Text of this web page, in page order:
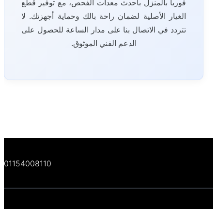
فورياً بالمنزل بأحدث معدات الفحص، مع توفير قطع
الغيار الأصلية لضمان راحة بالك وحماية أجهزتك. لا
تتردد في الاتصال بنا على مدار الساعة للحصول على
الدعم الفني الموثوق.
01154008110